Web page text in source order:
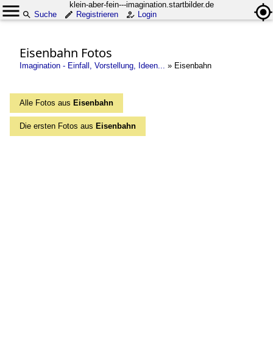
klein-aber-fein---imagination.startbilder.de
Suche
Registrieren Login
Eisenbahn Fotos
Imagination - Einfall, Vorstellung, Ideen... » Eisenbahn
Alle Fotos aus Eisenbahn
Die ersten Fotos aus Eisenbahn